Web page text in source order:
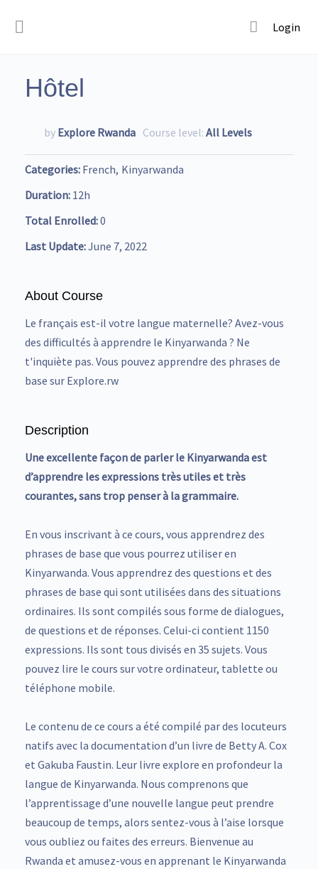
Login
Hôtel
by Explore Rwanda Course level: All Levels
Categories French Kinyarwanda
Duration 12h
Total Enrolled 0
Last Update June 7, 2022
About Course
Le français est-il votre langue maternelle? Avez-vous
des difficultés à apprendre le Kinyarwanda ? Ne
t'inquiète pas. Vous pouvez apprendre des phrases de
base sur Explore.rw
Description
Une excellente façon de parler le Kinyarwanda est
d’apprendre les expressions très utiles et très
courantes, sans trop penser à la grammaire.
En vous inscrivant à ce cours, vous apprendrez des
phrases de base que vous pourrez utiliser en
Kinyarwanda. Vous apprendrez des questions et des
phrases de base qui sont utilisées dans des situations
ordinaires. Ils sont compilés sous forme de dialogues,
de questions et de réponses. Celui-ci contient 1150
expressions. Ils sont tous divisés en 35 sujets. Vous
pouvez lire le cours sur votre ordinateur, tablette ou
téléphone mobile.
Le contenu de ce cours a été compilé par des locuteurs
natifs avec la documentation d’un livre de Betty A. Cox
et Gakuba Faustin. Leur livre explore en profondeur la
langue de Kinyarwanda. Nous comprenons que
l’apprentissage d’une nouvelle langue peut prendre
beaucoup de temps, alors sentez-vous à l’aise lorsque
vous oubliez ou faites des erreurs. Bienvenue au
Rwanda et amusez-vous en apprenant le Kinyarwanda